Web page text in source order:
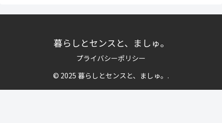
暮らしとセンスと、ましゅ。
プライバシーポリシー
© 2025 暮らしとセンスと、ましゅ。.